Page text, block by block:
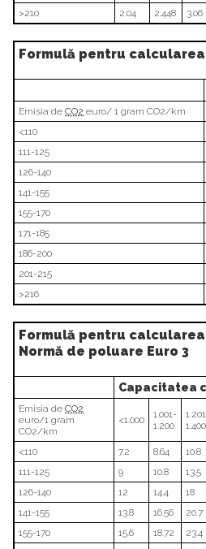
>210
2.04 2.448 3.06
Formulă pentru
Emisia de CO2 euro/ 1 gram CO2/km
<110
111-125
126-140
141-155
155-170
171-185
186-200
201-215
>216
Formulă pentru
Normă de poluare Euro 3
Capacitatea
Emisia de CO2
euro/1 gram
CO2/km
<1.000
1.001-
1.200
1.400
<110 7.2 8.64 10.8
111-125
9 10.8 13.5
126-140
12 14.4 18
141-155
13.8 16.56 20.7
155-170
15.6 18.72 23.4